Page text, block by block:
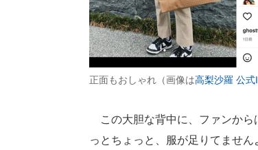
正面もおしゃれ（画像は高梨沙羅 公
この大胆な背中に、ファンから
っとちょっと、服が足りてませ